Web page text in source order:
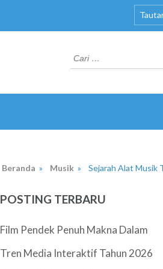
Cari
untuk:
Beranda » Musik » Sejarah Alat Musik
POSTING TERBARU
Film Pendek Penuh Makna Dalam
Tren Media Interaktif Tahun 2026